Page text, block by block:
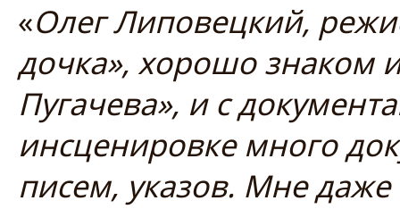
«Олег Липовецкий,
дочка», хорошо знаком
Пугачева», и с
инсценировке много
писем, указов. Мне даже